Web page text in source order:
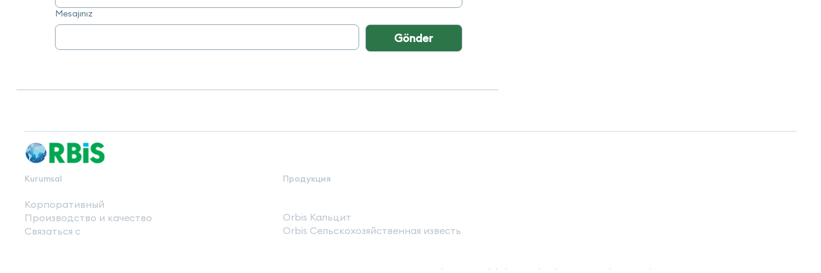
Mesajınız
Gönder
Kurumsal
Корпоративный
Производство и качество
Связаться с
Продукция
Orbis Кальцит
Orbis Сельскохозяйственная известь